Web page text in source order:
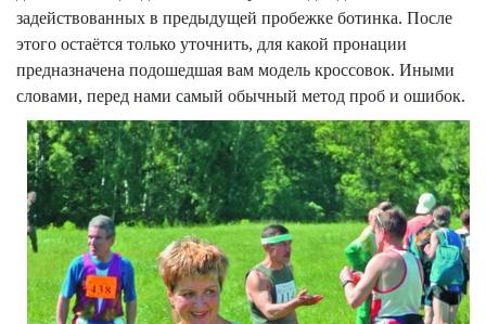
задействованных в предыдущей пробежке ботинка. После
этого остаётся только уточнить, для какой пронации
предназначена подошедшая вам модель кроссовок. Иными
словами, перед нами самый обычный метод проб и ошибок.